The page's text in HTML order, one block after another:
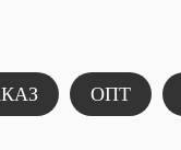
ОПТ